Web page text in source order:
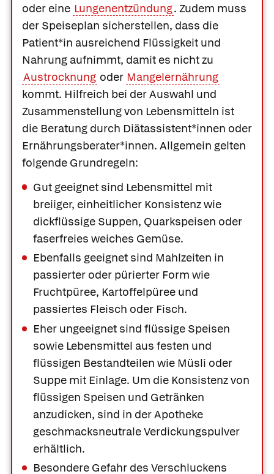
oder eine Lungenentzündung. Zudem muss
der Speiseplan sicherstellen, dass die
Patient*in ausreichend Flüssigkeit und
Nahrung aufnimmt, damit es nicht zu
Austrocknung oder Mangelernährung
kommt. Hilfreich bei der Auswahl und
Zusammenstellung von Lebensmitteln ist
die Beratung durch Diätassistent*innen oder
Ernährungsberater*innen. Allgemein gelten
folgende Grundregeln:
Gut geeignet sind Lebensmittel mit
breiiger, einheitlicher Konsistenz wie
dickflüssige Suppen, Quarkspeisen oder
faserfreies weiches Gemüse.
Ebenfalls geeignet sind Mahlzeiten in
passierter oder pürierter Form wie
Fruchtpüree, Kartoffelpüree und
passiertes Fleisch oder Fisch.
Eher ungeeignet sind flüssige Speisen
sowie Lebensmittel aus festen und
flüssigen Bestandteilen wie Müsli oder
Suppe mit Einlage. Um die Konsistenz von
flüssigen Speisen und Getränken
anzudicken, sind in der Apotheke
geschmacksneutrale Verdickungspulver
erhältlich.
Besondere Gefahr des Verschluckens